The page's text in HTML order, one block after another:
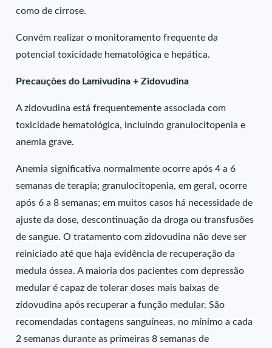
como de cirrose.
Convém realizar o monitoramento frequente da
potencial toxicidade hematológica e hepática.
Precauções do Lamivudina + Zidovudina
A zidovudina está frequentemente associada com
toxicidade hematológica, incluindo granulocitopenia e
anemia grave.
Anemia significativa normalmente ocorre após 4 a 6
semanas de terapia; granulocitopenia, em geral, ocorre
após 6 a 8 semanas; em muitos casos há necessidade de
ajuste da dose, descontinuação da droga ou transfusões
de sangue. O tratamento com zidovudina não deve ser
reiniciado até que haja evidência de recuperação da
medula óssea. A maioria dos pacientes com depressão
medular é capaz de tolerar doses mais baixas de
zidovudina após recuperar a função medular. São
recomendadas contagens sanguíneas, no mínimo a cada
2 semanas durante as primeiras 8 semanas de